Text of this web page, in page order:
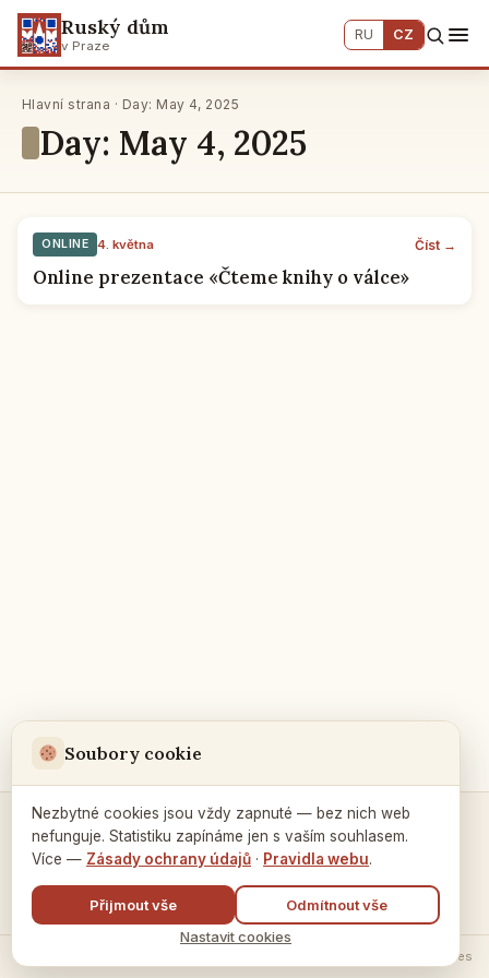
Ruský dům
v Praze
RU CZ
Hlavní strana · Day: May 4, 2025
Day: May 4, 2025
ONLINE 4. května Číst →
Online prezentace «Čteme knihy o válce»
Kontakty a spojení →
Nastavení cookies
Soubory cookie
Nezbytné cookies jsou vždy zapnuté — bez nich web
nefunguje. Statistiku zapínáme jen s vaším souhlasem.
Více — Zásady ochrany údajů · Pravidla webu.
Přijmout vše
Odmítnout vše
Nastavit cookies